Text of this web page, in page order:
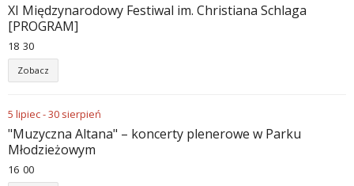
XI Międzynarodowy Festiwal im. Christiana Schlaga
[PROGRAM]
18 30
Zobacz
5 lipiec-30 sierpień
"Muzyczna Altana" – koncerty plenerowe w Parku
Młodzieżowym
16 00